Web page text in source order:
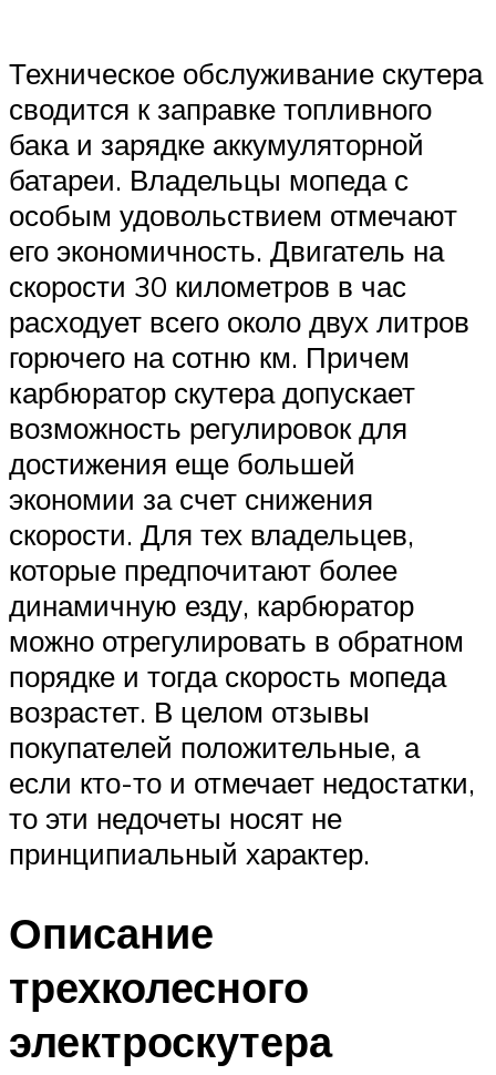
Техническое обслуживание скутера
сводится к заправке топливного
бака и зарядке аккумуляторной
батареи. Владельцы мопеда с
особым удовольствием отмечают
его экономичность. Двигатель на
скорости 30 километров в час
расходует всего около двух литров
горючего на сотню км. Причем
карбюратор скутера допускает
возможность регулировок для
достижения еще большей
экономии за счет снижения
скорости. Для тех владельцев,
которые предпочитают более
динамичную езду, карбюратор
можно отрегулировать в обратном
порядке и тогда скорость мопеда
возрастет. В целом отзывы
покупателей положительные, а
если кто-то и отмечает недостатки,
то эти недочеты носят не
принципиальный характер.
Описание
трехколесного
электроскутера